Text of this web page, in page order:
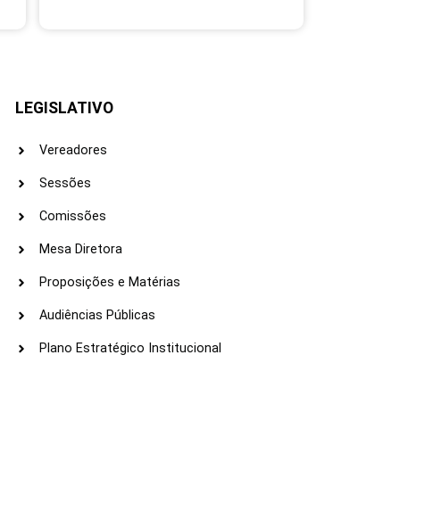
LEGISLATIVO
Vereadores
Sessões
Comissões
Mesa Diretora
Proposições e Matérias
Audiências Públicas
Plano Estratégico Institucional